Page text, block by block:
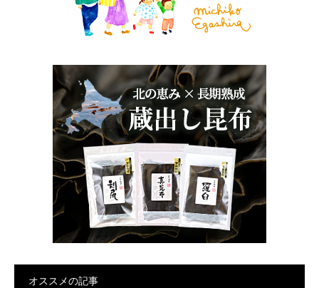
オススメの記事